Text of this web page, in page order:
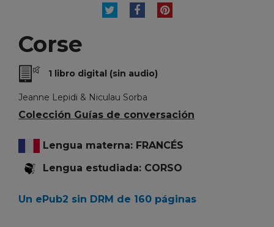
TUITEARCOMPARTIR
PINTEREST
Corse
1 libro digital (sin audio)
Jeanne Lepidi & Niculau Sorba
Colección Guías de conversación
Lengua materna: FRANCÉS
Lengua estudiada: CORSO
Un ePub2 sin DRM de 160 páginas